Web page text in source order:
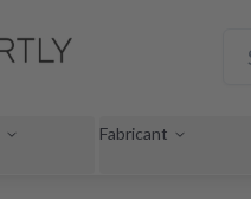
Fabricant